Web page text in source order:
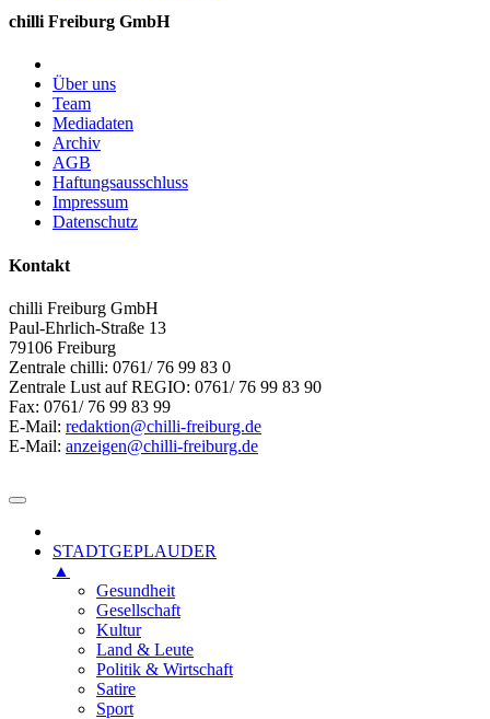
chilli Freiburg GmbH
Über uns
Team
Mediadaten
Archiv
AGB
Haftungsausschluss
Impressum
Datenschutz
Kontakt
chilli Freiburg GmbH
Paul-Ehrlich-Straße 13
79106 Freiburg
Zentrale chilli: 0761/ 76 99 83 0
Zentrale Lust auf REGIO: 0761/ 76 99 83 90
Fax: 0761/ 76 99 83 99
E-Mail: redaktion@chilli-freiburg.de
E-Mail: anzeigen@chilli-freiburg.de
STADTGEPLAUDER
▲
Gesundheit
Gesellschaft
Kultur
Land & Leute
Politik & Wirtschaft
Satire
Sport